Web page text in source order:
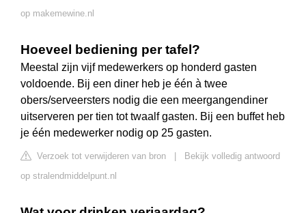
op makemewine.nl
Hoeveel bediening per tafel?
Meestal zijn vijf medewerkers op honderd gasten
voldoende. Bij een diner heb je één à twee
obers/serveersters nodig die een meergangendiner
uitserveren per tien tot twaalf gasten. Bij een buffet heb
je één medewerker nodig op 25 gasten.
Verzoek tot verwijderen van bron
Bekijk volledig antwoord
op stralendmiddelpunt.nl